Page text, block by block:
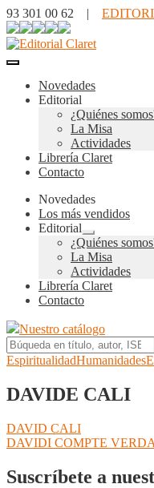
93 301 00 62 |
Novedades
Editorial
¿Quiénes
La Misa
Actividades
Librería Claret
Contacto
Novedades
Los más vendidos
Editorial
Expandir
el
menú
hijo
¿Quiénes
La Misa
Actividades
Librería Claret
Contacto
Nuestro catálogo
EspiritualidadHumanidades
DAVIDE CALI
Navegación
de
entradas
Anterior:
DAVID CALI
Siguiente:
DAVIDI COMPTE
Suscríbete a